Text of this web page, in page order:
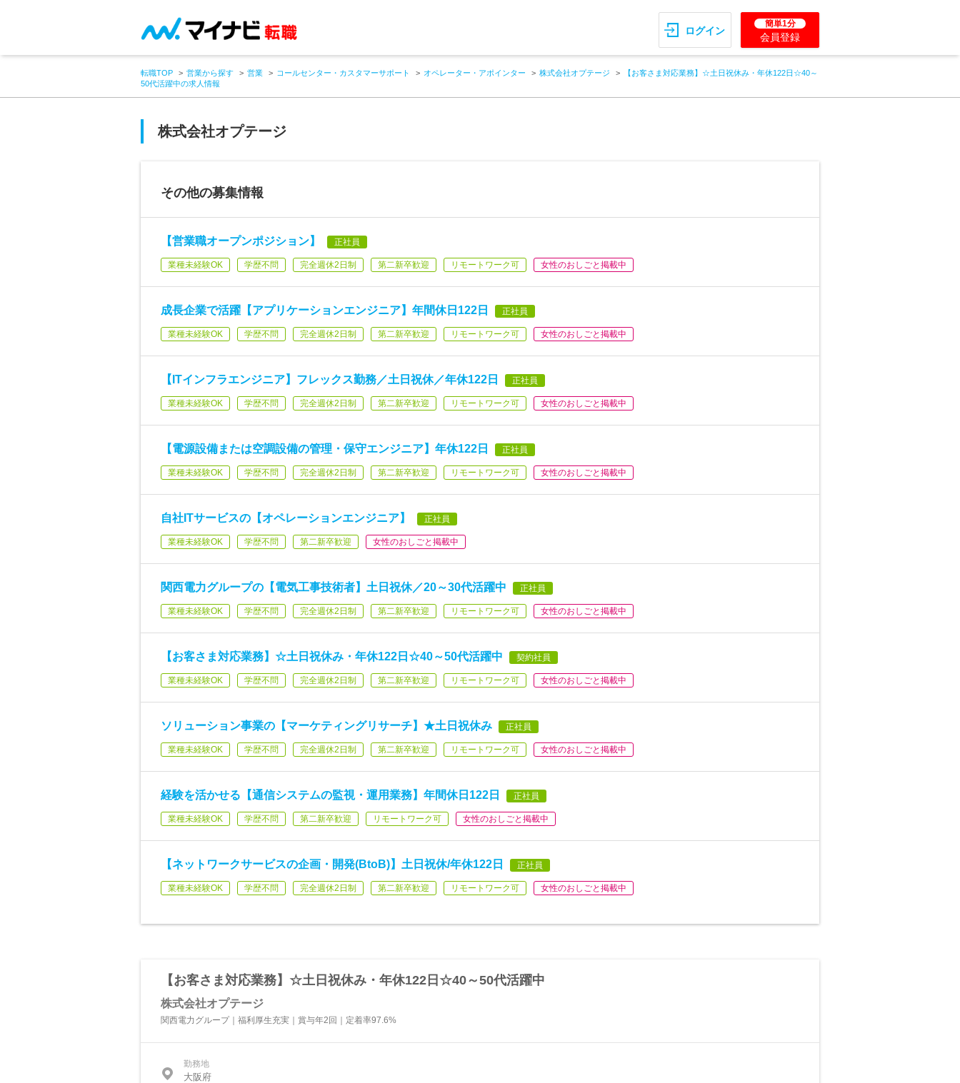
ログイン
簡単1分
会員登録
転職TOP 営業から探す 営業 コールセンター・カスタマーサポート オペレーター・アポインター 株式会社オプテージ
【お客さま対応業務】☆土日祝休み・年休122日☆40～
50代活躍中の求人情報
株式会社オプテージ
その他の募集情報
【営業職オープンポジション】 正社員
業種未経験OK 学歴不問 完全週休2日制 第二新卒歓迎 リモートワーク可 女性のおしごと掲載中
成長企業で活躍【アプリケーションエンジニア】年間休日122日 正社員
業種未経験OK 学歴不問 完全週休2日制 第二新卒歓迎 リモートワーク可 女性のおしごと掲載中
【ITインフラエンジニア】フレックス勤務／土日祝休／年休122日 正社員
業種未経験OK 学歴不問 完全週休2日制 第二新卒歓迎 リモートワーク可 女性のおしごと掲載中
【電源設備または空調設備の管理・保守エンジニア】年休122日 正社員
業種未経験OK 学歴不問 完全週休2日制 第二新卒歓迎 リモートワーク可 女性のおしごと掲載中
自社ITサービスの【オペレーションエンジニア】 正社員
業種未経験OK 学歴不問 第二新卒歓迎 女性のおしごと掲載中
関西電力グループの【電気工事技術者】土日祝休／20～30代活躍中 正社員
業種未経験OK 学歴不問 完全週休2日制 第二新卒歓迎 リモートワーク可 女性のおしごと掲載中
【お客さま対応業務】☆土日祝休み・年休122日☆40～50代活躍中 契約社員
業種未経験OK 学歴不問 完全週休2日制 第二新卒歓迎 リモートワーク可 女性のおしごと掲載中
ソリューション事業の【マーケティングリサーチ】★土日祝休み 正社員
業種未経験OK 学歴不問 完全週休2日制 第二新卒歓迎 リモートワーク可 女性のおしごと掲載中
経験を活かせる【通信システムの監視・運用業務】年間休日122日 正社員
業種未経験OK 学歴不問 第二新卒歓迎 リモートワーク可 女性のおしごと掲載中
【ネットワークサービスの企画・開発(BtoB)】土日祝休/年休122日 正社員
業種未経験OK 学歴不問 完全週休2日制 第二新卒歓迎 リモートワーク可 女性のおしごと掲載中
【お客さま対応業務】☆土日祝休み・年休122日☆40～50代活躍中
株式会社オプテージ
関西電力グループ｜福利厚生充実｜賞与年2回｜定着率97.6%
勤務地
大阪府